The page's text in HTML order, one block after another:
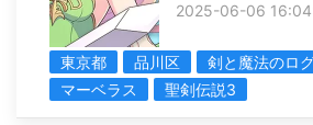
2025-06-06
東京都 品川区
剣と魔法のロ
マーベラス
聖剣伝説3